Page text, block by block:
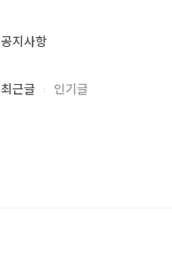
공지사항
최근글 인기글